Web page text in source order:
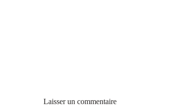
Laisser un commentaire